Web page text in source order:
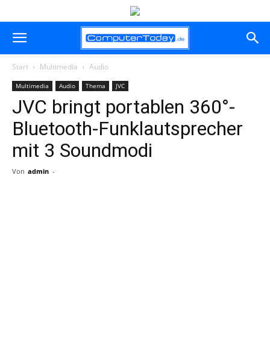
Start Multimedia Audio
Multimedia Audio Thema JVC
JVC bringt portablen 360°-
Bluetooth-Funklautsprecher
mit 3 Soundmodi
Von admin -